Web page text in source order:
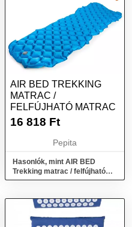
AIR BED TREKKING
MATRAC /
FELFÚJHATÓ MATRAC
16 818 Ft
Pepita
Hasonlók, mint AIR BED
Trekking matrac / felfújható
matrac